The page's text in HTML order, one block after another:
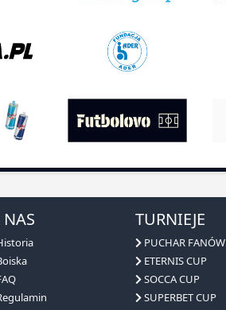
TURNIEJE
PUCHAR FANÓW
ETERNIS CUP
SOCCA CUP
SUPERBET CUP